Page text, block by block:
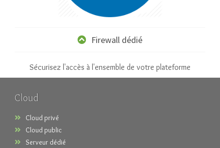
Firewall dédié
Sécurisez l'accès à l'ensemble de votre plateforme
Cloud
Cloud privé
Cloud public
Serveur dédié